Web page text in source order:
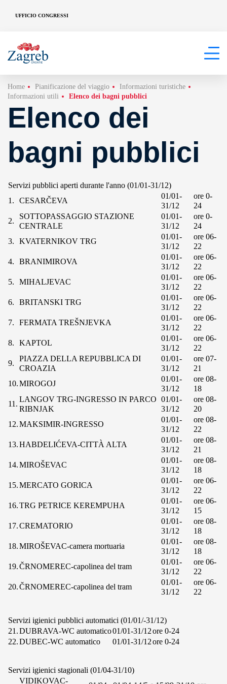
UFFICIO CONGRESSI
Home Pianificazione del viaggio
Informazioni turistiche
Informazioni utili
Elenco dei bagni pubblici
Elenco dei
bagni pubblici
Servizi pubblici aperti durante l'anno (01/01-31/12)
1.
CESARČEVA
01/01-
31/12
ore 0-
24
2.
SOTTOPASSAGGIO STAZIONE
CENTRALE
01/01-
31/12
ore 0-
24
3.
KVATERNIKOV TRG
01/01-
31/12
ore 06-
22
4.
BRANIMIROVA
01/01-
31/12
ore 06-
22
5.
MIHALJEVAC
01/01-
31/12
ore 06-
22
6.
BRITANSKI TRG
01/01-
31/12
ore 06-
22
7.
FERMATA TREŠNJEVKA
01/01-
31/12
ore 06-
22
8.
KAPTOL
01/01-
31/12
ore 06-
22
9.
PIAZZA DELLA REPUBBLICA DI
CROAZIA
01/01-
31/12
ore 07-
21
10.MIROGOJ
01/01-
31/12
ore 08-
18
11.
LANGOV TRG-INGRESSO IN PARCO
RIBNJAK
01/01-
31/12
ore 08-
20
12.MAKSIMIR-INGRESSO
01/01-
31/12
ore 08-
22
13.HABDELIĆEVA-CITTÀ ALTA
01/01-
31/12
ore 08-
21
14.MIROŠEVAC
01/01-
31/12
ore 08-
18
15.MERCATO GORICA
01/01-
31/12
ore 06-
22
16.TRG PETRICE KEREMPUHA
01/01-
31/12
ore 06-
15
17.CREMATORIO
01/01-
31/12
ore 08-
18
18.MIROŠEVAC-camera mortuaria
01/01-
31/12
ore 08-
18
19.ČRNOMEREC-capolinea del tram
01/01-
31/12
ore 06-
22
20.ČRNOMEREC-capolinea del tram
01/01-
31/12
ore 06-
22
Servizi igienici pubblici automatici (01/01/-31/12)
21.DUBRAVA-WC automatico01/01-31/12ore 0-24
22.DUBEC-WC automatico 01/01-31/12ore 0-24
Servizi igienici stagionali (01/04-31/10)
VIDIKOVAC-